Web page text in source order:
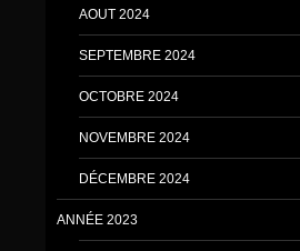
AOUT 2024
SEPTEMBRE 2024
OCTOBRE 2024
NOVEMBRE 2024
DÉCEMBRE 2024
ANNÉE 2023